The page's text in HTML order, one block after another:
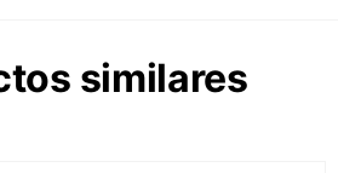
similares